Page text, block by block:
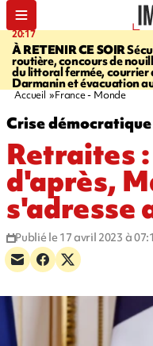
20:17
À RETENIR CE SOIR
routière, concours de
du littoral fermée, courrier
Darmanin et évacuation
Accueil France - Monde
Crise démocratique
Retraites
d'après,
s'adresse
Publié le 17 avril 2023 à